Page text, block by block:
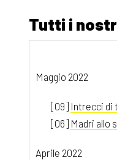
Tutti i
Maggio 2022
[09] Intrecci di
[06] Madri allo
Aprile 2022